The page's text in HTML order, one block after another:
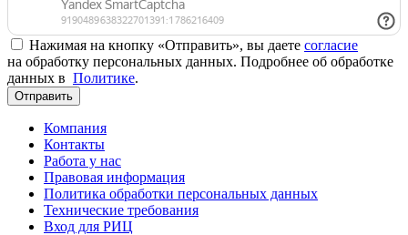
Нажимая на кнопку «Отправить», вы даете согласие
на обработку персональных данных. Подробнее об обработке
данных в Политике.
Отправить
Компания
Контакты
Работа у нас
Правовая информация
Политика обработки персональных данных
Технические требования
Вход для РИЦ